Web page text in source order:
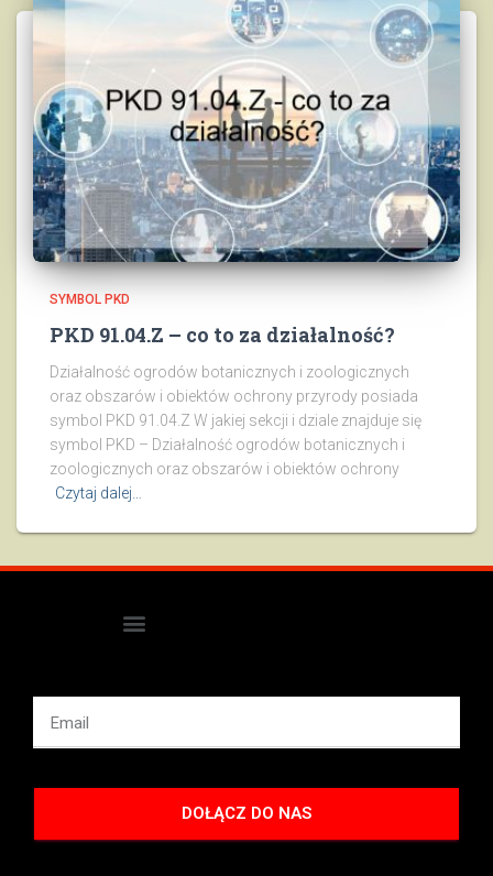
SYMBOL PKD
PKD 91.04.Z – co to za działalność?
Działalność ogrodów botanicznych i zoologicznych
oraz obszarów i obiektów ochrony przyrody posiada
symbol PKD 91.04.Z W jakiej sekcji i dziale znajduje się
symbol PKD – Działalność ogrodów botanicznych i
zoologicznych oraz obszarów i obiektów ochrony
Czytaj dalej…
DOŁĄCZ DO NAS